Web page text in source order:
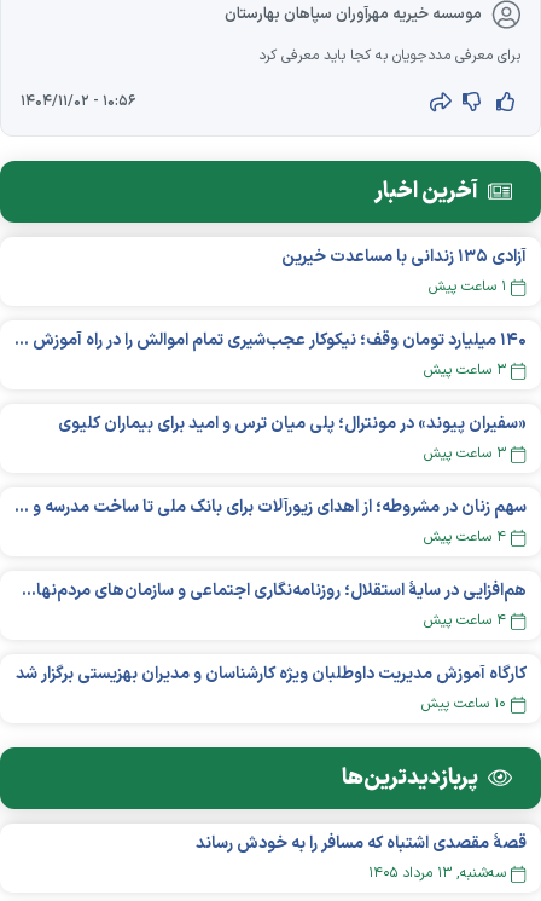
موسسه خیریه مهرآوران سپاهان بهارستان
برای معرفی مددجویان به کجا باید معرفی کرد
۱۰:۵۶ - ۱۴۰۴/۱۱/۰۲
آخرین اخبار
آزادی ۱۳۵ زندانی با مساعدت خیرین
۱ ساعت پیش
۱۴۰ میلیارد تومان وقف؛ نیکوکار عجب‌شیری تمام اموالش را در راه آموزش بخشید
۳ ساعت پیش
«سفیران پیوند» در مونترال؛ پلی میان ترس و امید برای بیماران کلیوی
۳ ساعت پیش
سهم زنان در مشروطه؛ از اهدای زیورآلات برای بانک ملی تا ساخت مدرسه و یتیم‌خانه
۴ ساعت پیش
هم‌افزایی در سایهٔ استقلال؛ روزنامه‌نگاری اجتماعی و سازمان‌های مردم‌نهاد در اکوسیستم بین‌المللی غیردولتی‌ها
۴ ساعت پیش
کارگاه آموزش مدیریت داوطلبان ویژه کارشناسان و مدیران بهزیستی برگزار شد
۱۰ ساعت پیش
پربازدید‌ترین‌ها
قصهٔ مقصدی اشتباه که مسافر را به خودش رساند
سه‌شنبه, ۱۳ مرداد ۱۴۰۵